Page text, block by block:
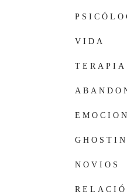
VIDA
TERAPIA
NOVIOS